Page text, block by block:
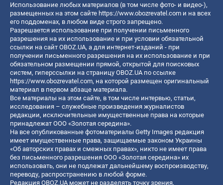
Использование любых материалов (в том числе фото- и видео-),
размещенных на этом сайте https://www.obozrevatel.com и на всех
его поддоменах, в любом виде строго запрещено.
Разрешается использование при получении письменного
разрешения на их использование и при условии обязательной
ссылки на сайт OBOZ.UA, а для интернет-изданий - при
получении письменного разрешения на их использование и при
обязательном размещении прямой, открытой для поисковых
систем, гиперссылки на страницу OBOZ.UA по ссылке
https://www.obozrevatel.com, на которой размещен оригинальный
материал в первом абзаце материала.
Все материалы на этом сайте, в том числе интервью, статьи,
исследования – служебные произведения журналистов
редакции, исключительные имущественные права на которые
принадлежат ООО «Золотая середина».
На все опубликованные фотоматериалы Getty Images редакция
имеет имущественные права, защищаемые законом Украины
«Об авторских правах и смежных правах», никто не имеет права
без письменного разрешения ООО «Золотая середина» их
использовать, они не подлежат дальнейшему воспроизводству,
переводу, распространению в любой форме.
Редакция OBOZ.UA может не разделять точку зрения,